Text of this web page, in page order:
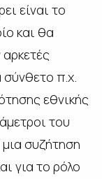
είναι το
και θα
σύνθετο π.χ.
εθνικής
του
συζήτηση
για το ρόλο